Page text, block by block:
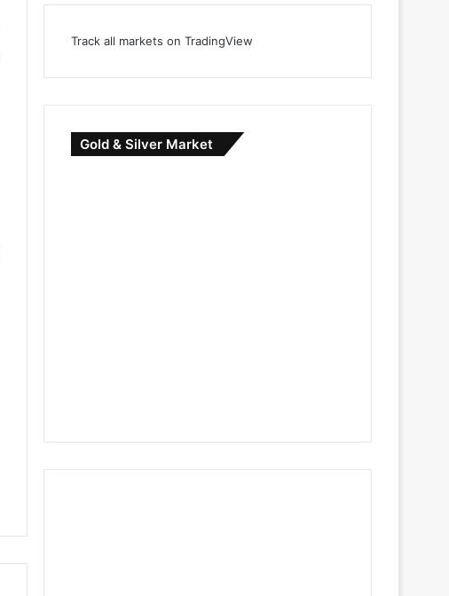
Track all markets on TradingView
Gold & Silver Market